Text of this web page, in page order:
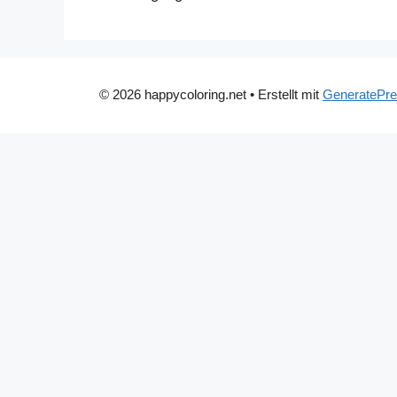
© 2026 happycoloring.net • Erstellt mit